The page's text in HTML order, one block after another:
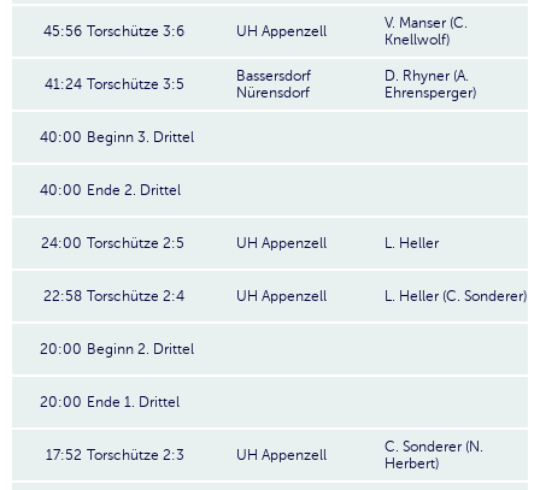
45:56 Torschütze 3:6 UH Appenzell
V. Manser (C.
Knellwolf)
41:24 Torschütze 3:5
Bassersdorf
Nürensdorf
D. Rhyner (A.
Ehrensperger)
40:00 Beginn 3. Drittel
40:00 Ende 2. Drittel
24:00 Torschütze 2:5 UH Appenzell L. Heller
22:58 Torschütze 2:4 UH Appenzell L. Heller (C. Sonderer)
20:00 Beginn 2. Drittel
20:00 Ende 1. Drittel
17:52 Torschütze 2:3 UH Appenzell
C. Sonderer (N.
Herbert)